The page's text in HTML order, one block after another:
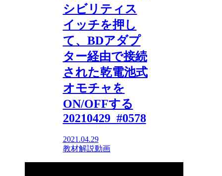
シビリティス
イッチを押し
て、BDアダプ
ター経由で接続
された乾電池式
オモチャを
ON/OFFする
20210429_#0578
2021.04.29
教材解説動画